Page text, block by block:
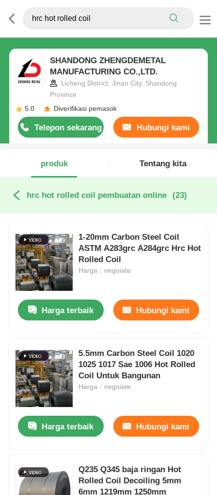
SHANDONG ZHENGDEMETAL
MANUFACTURING CO.,LTD.
Licheng District, Jinan City, Shandong
Province
5.0
Diverifikasi pemasok
Telepon sekarang Hubungi kami
produk Tentang kita
hrc hot rolled coil pembuatan online (23)
1-20mm Carbon Steel Coil
ASTM A283grc A284grc Hrc Hot
Rolled Coil
Harga：negoiate
Harga terbaik Hubungi kami
5.5mm Carbon Steel Coil 1020
1025 1017 Sae 1006 Hot Rolled
Coil Untuk Bangunan
Harga：negoiate
Harga terbaik Hubungi kami
Q235 Q345 baja ringan Hot
Rolled Coil Decoiling 5mm
6mm 1219mm 1250mm